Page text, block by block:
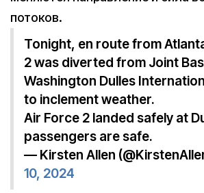
потоков.
Tonight, en route from
2 was diverted from Joint
Washington Dulles
to inclement weather.
Air Force 2 landed safely at
passengers are safe.
— Kirsten Allen
10, 2024